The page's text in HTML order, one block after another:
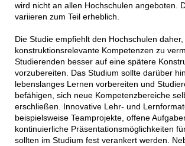
wird nicht an allen Hochschulen angeboten.
variieren zum Teil erheblich.
Die Studie empfiehlt den Hochschulen
konstruktionsrelevante Kompetenzen zu
Studierenden besser auf eine spätere
vorzubereiten. Das Studium sollte darüber
lebenslanges Lernen vorbereiten und
befähigen, sich neue Kompetenzbereiche
erschließen. Innovative Lehr- und
beispielsweise Teamprojekte, offene
kontinuierliche Präsentationsmöglichkeiten
sollten im Studium fest verankert werden.